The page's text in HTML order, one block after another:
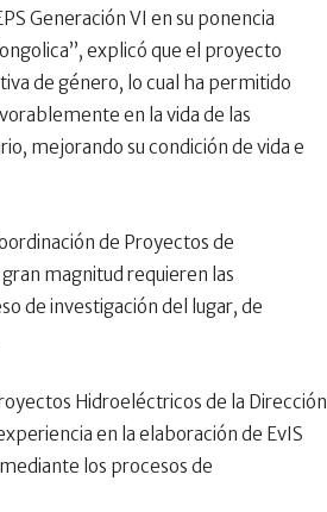
Generación VI en su ponencia
explicó que el proyecto
de género, lo cual ha permitido
en la vida de las
mejorando su condición de vida e
de Proyectos de
magnitud requieren las
de investigación del lugar, de
Hidroeléctricos de la Dirección
en la elaboración de EvIS
los procesos de